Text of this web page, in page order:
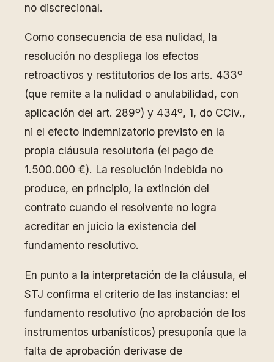
no discrecional.
Como consecuencia de esa nulidad, la
resolución no despliega los efectos
retroactivos y restitutorios de los arts. 433º
(que remite a la nulidad o anulabilidad, con
aplicación del art. 289º) y 434º, 1, do CCiv.,
ni el efecto indemnizatorio previsto en la
propia cláusula resolutoria (el pago de
1.500.000 €). La resolución indebida no
produce, en principio, la extinción del
contrato cuando el resolvente no logra
acreditar en juicio la existencia del
fundamento resolutivo.
En punto a la interpretación de la cláusula, el
STJ confirma el criterio de las instancias: el
fundamento resolutivo (no aprobación de los
instrumentos urbanísticos) presuponía que la
falta de aprobación derivase de